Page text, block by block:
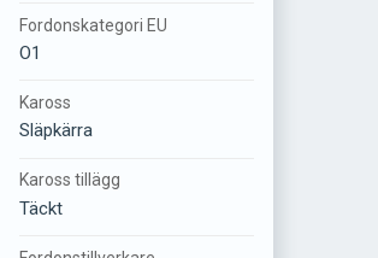
Fordonskategori EU
O1
Kaross
Släpkärra
Kaross tillägg
Täckt